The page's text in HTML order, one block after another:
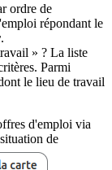
ordre de
répondant le
.
» ? La liste
Parmi
le lieu de travail
d'emploi via
de